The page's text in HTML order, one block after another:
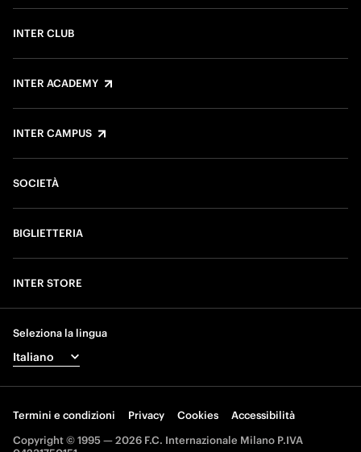
INTER CLUB
INTER ACADEMY
INTER CAMPUS
SOCIETÀ
BIGLIETTERIA
INTER STORE
Seleziona la lingua
Termini e condizioni Privacy Cookies
Accessibilità
Copyright © 1995 — 2026 F.C. Internazionale Milano P.IVA